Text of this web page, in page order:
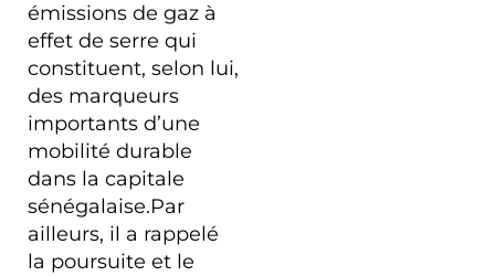
émissions de gaz à
effet de serre qui
constituent, selon lui,
des marqueurs
importants d’une
mobilité durable
dans la capitale
sénégalaise.Par
ailleurs, il a rappelé
la poursuite et le